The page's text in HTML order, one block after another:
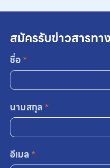
สมัครรับข่าวสารทา
ชื่อ*
นามสกุล *
อีเมล *